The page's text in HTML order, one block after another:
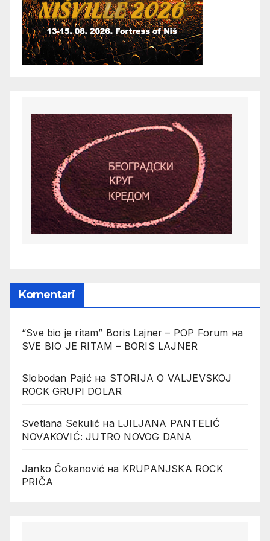
Komentari
“Sve bio je ritam” Boris Lajner – POP Forum на
SVE BIO JE RITAM – BORIS LAJNER
Slobodan Pajićна STORIJA O VALJEVSKOJ
ROCK GRUPI DOLAR
Svetlana Sekulić на LJILJANA PANTELIĆ
NOVAKOVIĆ: JUTRO NOVOG DANA
Janko Čokanović на KRUPANJSKA ROCK
PRIČA